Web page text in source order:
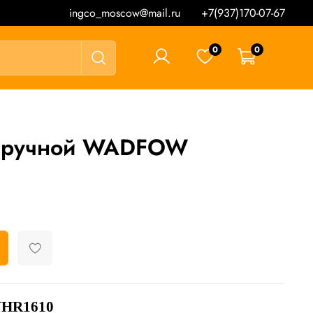
ingco_moscow@mail.ru +7(937)170-07-67
0 0
WADFOW